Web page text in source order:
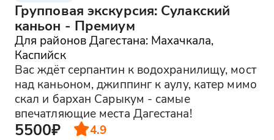
Групповая экскурсия: Сулакский
каньон - Премиум
Для районов Дагестана: Махачкала,
Каспийск
Вас ждёт серпантин к водохранилищу, мост
над каньоном, джиппинг к аулу, катер мимо
скал и бархан Сарыкум - самые
впечатляющие места Дагестана!
5500₽ 4.9